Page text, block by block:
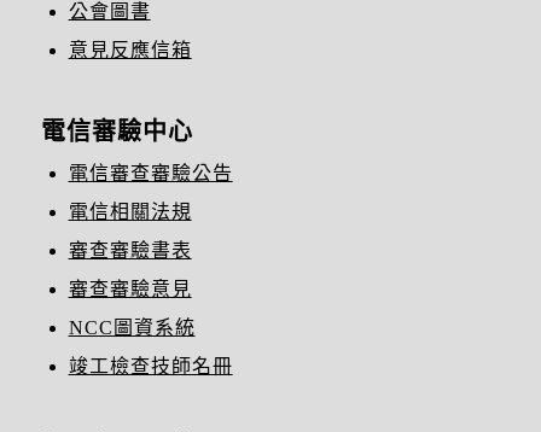
公會圖書
意見反應信箱
電信審驗中心
電信審查審驗公告
電信相關法規
審查審驗書表
審查審驗意見
NCC圖資系統
竣工檢查技師名冊